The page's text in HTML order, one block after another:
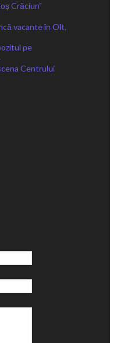
Crăciun”
vacante în Olt,
pe
Centrului